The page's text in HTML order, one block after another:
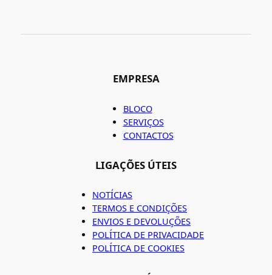
EMPRESA
BLOCO
SERVIÇOS
CONTACTOS
LIGAÇÕES ÚTEIS
NOTÍCIAS
TERMOS E CONDIÇÕES
ENVIOS E DEVOLUÇÕES
POLÍTICA DE PRIVACIDADE
POLÍTICA DE COOKIES